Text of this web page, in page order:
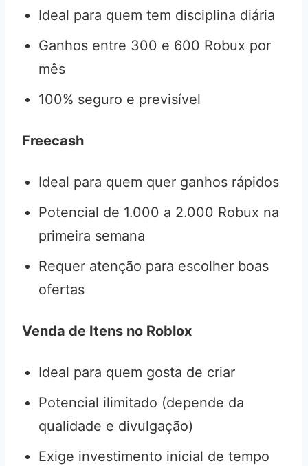
Ideal para quem tem disciplina diária
Ganhos entre 300 e 600 Robux por
mês
100% seguro e previsível
Freecash
Ideal para quem quer ganhos rápidos
Potencial de 1.000 a 2.000 Robux na
primeira semana
Requer atenção para escolher boas
ofertas
Venda de Itens no Roblox
Ideal para quem gosta de criar
Potencial ilimitado (depende da
qualidade e divulgação)
Exige investimento inicial de tempo